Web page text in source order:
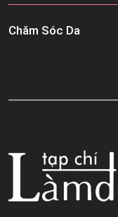
Chăm Sóc Da